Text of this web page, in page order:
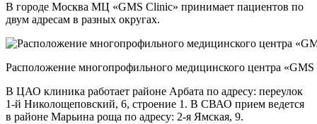
В городе Москва МЦ «GMS Clinic» принимает пациентов по
двум адресам в разных округах.
Расположение многопрофильного медицинского центра
В ЦАО клиника работает районе Арбата по адресу: переулок
1-й Николощеповский, 6, строение 1. В СВАО прием ведется
в районе Марьина роща по адресу: 2-я Ямская, 9.